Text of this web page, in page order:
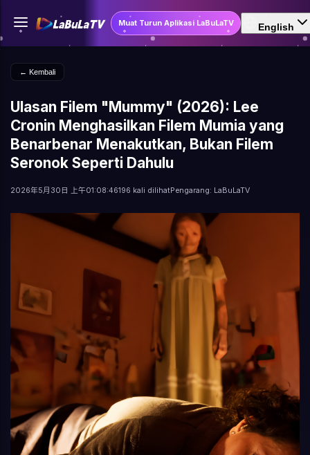
Muat Turun Aplikasi LaBuLaTV English
← Kembali
Ulasan Filem "Mummy" (2026): Lee
Cronin Menghasilkan Filem Mumia yang
Benarbenar Menakutkan, Bukan Filem
Seronok Seperti Dahulu
2026年5月30日 上午01:08:46196 kali dilihatPengarang: LaBuLaTV